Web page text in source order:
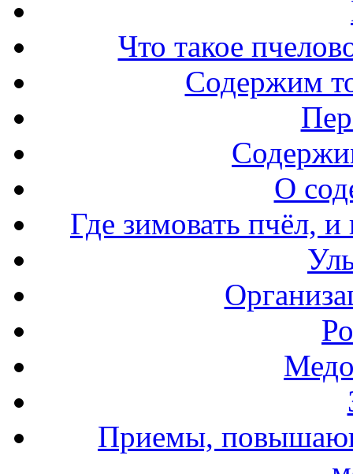
Что такое
Содержим
О
Где зимовать пчёл,
Приемы,